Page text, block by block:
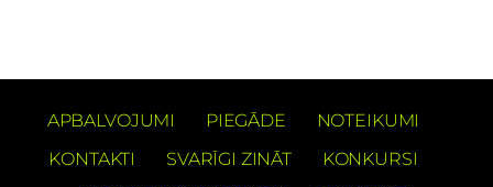
APBALVOJUMI PIEGĀDE
NOTEIKUMI
KONTAKTI
SVARĪGI ZINĀT
KONKURSI